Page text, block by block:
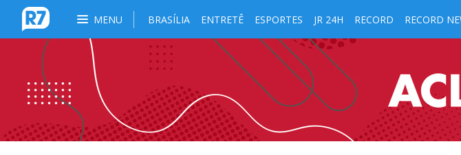
MENU BRASÍLIA ENTRETÊ ESPORTES JR 24H RECORD RECORD